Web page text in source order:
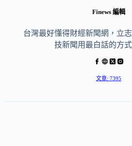
Finews 編輯
台灣最好懂得財經新聞網，立
技新聞用最白話的方
文章: 7395